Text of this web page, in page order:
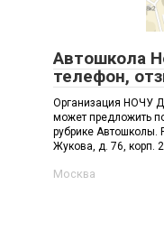
Автошкола
телефон,
Организация НОЧУ
может предложить
рубрике
Жукова, д. 76, корп. 2
Москва